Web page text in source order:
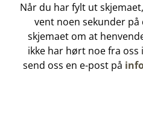
Når du har fylt ut
vent noen sekunder
skjemaet om at
ikke har hørt noe fra oss
send oss en e-post på